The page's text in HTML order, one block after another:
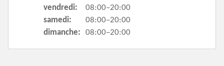
vendredi:
08:00–20:00
samedi:
08:00–20:00
dimanche:
08:00–20:00